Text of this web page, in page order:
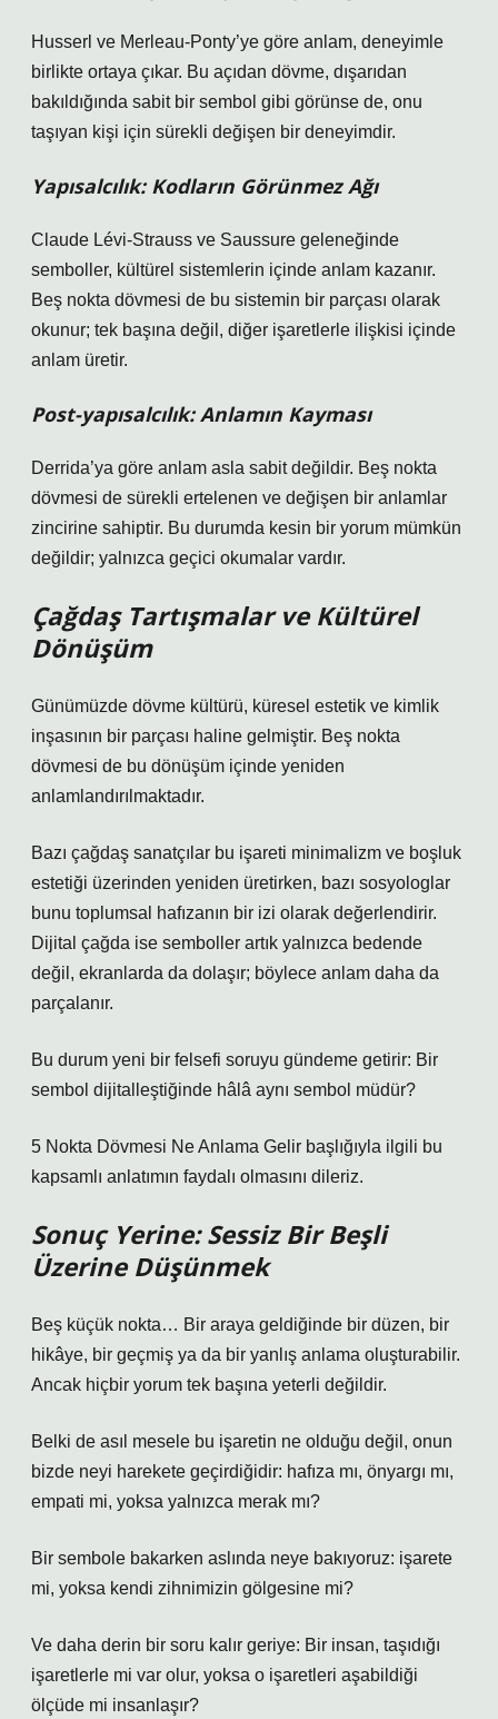
Husserl ve Merleau-Ponty’ye göre anlam, deneyimle
birlikte ortaya çıkar. Bu açıdan dövme, dışarıdan
bakıldığında sabit bir sembol gibi görünse de, onu
taşıyan kişi için sürekli değişen bir deneyimdir.
Yapısalcılık: Kodların Görünmez Ağı
Claude Lévi-Strauss ve Saussure geleneğinde
semboller, kültürel sistemlerin içinde anlam kazanır.
Beş nokta dövmesi de bu sistemin bir parçası olarak
okunur; tek başına değil, diğer işaretlerle ilişkisi içinde
anlam üretir.
Post-yapısalcılık: Anlamın Kayması
Derrida’ya göre anlam asla sabit değildir. Beş nokta
dövmesi de sürekli ertelenen ve değişen bir anlamlar
zincirine sahiptir. Bu durumda kesin bir yorum mümkün
değildir; yalnızca geçici okumalar vardır.
Çağdaş Tartışmalar ve Kültürel
Dönüşüm
Günümüzde dövme kültürü, küresel estetik ve kimlik
inşasının bir parçası haline gelmiştir. Beş nokta
dövmesi de bu dönüşüm içinde yeniden
anlamlandırılmaktadır.
Bazı çağdaş sanatçılar bu işareti minimalizm ve boşluk
estetiği üzerinden yeniden üretirken, bazı sosyologlar
bunu toplumsal hafızanın bir izi olarak değerlendirir.
Dijital çağda ise semboller artık yalnızca bedende
değil, ekranlarda da dolaşır; böylece anlam daha da
parçalanır.
Bu durum yeni bir felsefi soruyu gündeme getirir: Bir
sembol dijitalleştiğinde hâlâ aynı sembol müdür?
5 Nokta Dövmesi Ne Anlama Gelir başlığıyla ilgili bu
kapsamlı anlatımın faydalı olmasını dileriz.
Sonuç Yerine: Sessiz Bir Beşli
Üzerine Düşünmek
Beş küçük nokta… Bir araya geldiğinde bir düzen, bir
hikâye, bir geçmiş ya da bir yanlış anlama oluşturabilir.
Ancak hiçbir yorum tek başına yeterli değildir.
Belki de asıl mesele bu işaretin ne olduğu değil, onun
bizde neyi harekete geçirdiğidir: hafıza mı, önyargı mı,
empati mi, yoksa yalnızca merak mı?
Bir sembole bakarken aslında neye bakıyoruz: işarete
mi, yoksa kendi zihnimizin gölgesine mi?
Ve daha derin bir soru kalır geriye: Bir insan, taşıdığı
işaretlerle mi var olur, yoksa o işaretleri aşabildiği
ölçüde mi insanlaşır?